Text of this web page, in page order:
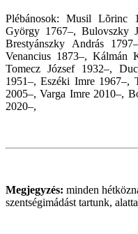
Plébánosok: Musil Lõrinc
György 1767–, Bulovszky
Brestyánszky András
Venancius 1873–, Kálmán
Tomecz József 1932–,
1951–, Eszéki Imre 1967–,
2005–, Varga Imre 2010–,
2020–,
Megjegyzés: minden
szentségimádást tartunk,